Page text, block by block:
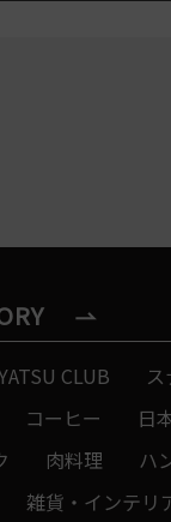
CLUB
コーヒー 日
肉料理 ハ
雑貨・インテリ